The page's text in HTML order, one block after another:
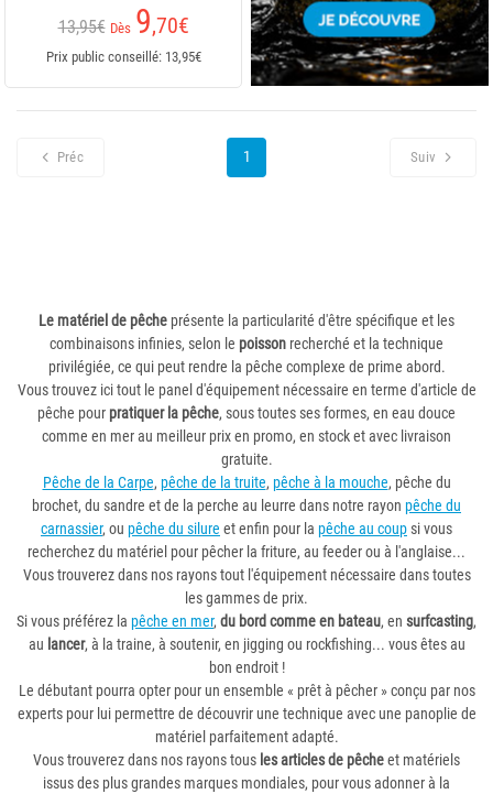
13,95€ Dès 9,70€
Prix public conseillé: 13,95€
Préc 1 Suiv
Le matériel de pêche présente la particularité d'être spécifique et les
combinaisons infinies, selon le poisson recherché et la technique
privilégiée, ce qui peut rendre la pêche complexe de prime abord.
Vous trouvez ici tout le panel d'équipement nécessaire en terme d'article de
pêche pour pratiquer la pêche, sous toutes ses formes, en eau douce
comme en mer au meilleur prix en promo, en stock et avec livraison
gratuite.
Pêche de la Carpe, pêche de la truite, pêche à la mouche, pêche du
brochet, du sandre et de la perche au leurre dans notre rayon pêche du
carnassier, ou pêche du silure et enfin pour la pêche au coup si vous
recherchez du matériel pour pêcher la friture, au feeder ou à l'anglaise...
Vous trouverez dans nos rayons tout l'équipement nécessaire dans toutes
les gammes de prix.
Si vous préférez la pêche en mer, du bord comme en bateau, en surfcasting,
au lancer, à la traine, à soutenir, en jigging ou rockfishing... vous êtes au
bon endroit !
Le débutant pourra opter pour un ensemble « prêt à pêcher » conçu par nos
experts pour lui permettre de découvrir une technique avec une panoplie de
matériel parfaitement adapté.
Vous trouverez dans nos rayons tous les articles de pêcheet matériels
issus des plus grandes marques mondiales, pour vous adonner à la